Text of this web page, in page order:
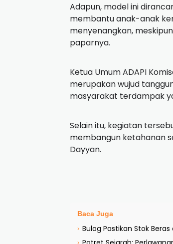
Adapun, model ini
membantu anak-anak
menyenangkan,
paparnya.
Ketua Umum ADAPI
merupakan wujud
masyarakat terdampak
Selain itu, kegiatan
membangun ketahanan
Dayyan.
Baca Juga
› Bulog Pastikan Stok
›